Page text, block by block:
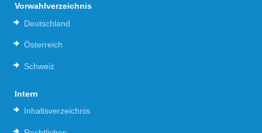
Vorwahlverzeichnis
Deutschland
Österreich
Schweiz
Intern
Inhaltsverzeichnis